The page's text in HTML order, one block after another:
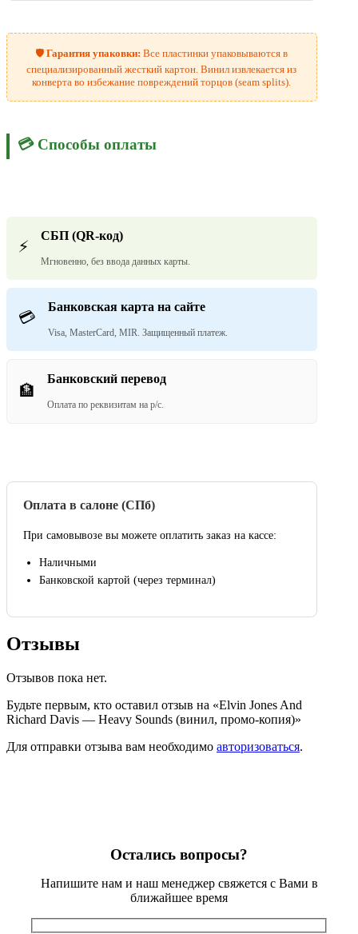
🛡️Гарантия упаковки: Все пластинки упаковываются в
специализированный жесткий картон. Винил извлекается из
конверта во избежание повреждений торцов (seam splits).
💳 Способы оплаты
⚡
СБП (QR-код)
Мгновенно, без ввода данных карты.
💳
Банковская карта на сайте
Visa, MasterCard, MIR. Защищенный платеж.
🏦
Банковский перевод
Оплата по реквизитам на р/с.
Оплата в салоне (СПб)
При самовывозе вы можете оплатить заказ на кассе:
Наличными
Банковской картой (через терминал)
Отзывы
Отзывов пока нет.
Будьте первым, кто оставил отзыв на «Elvin Jones And
Richard Davis — Heavy Sounds (винил, промо-копия)»
Для отправки отзыва вам необходимо авторизоваться.
Остались вопросы?
Напишите нам и наш менеджер свяжется с Вами в
ближайшее время